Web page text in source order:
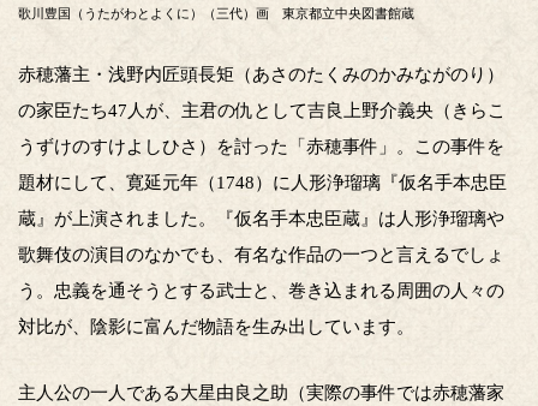
歌川豊国（うたがわとよくに）（三代）画 東京都立中央図書館蔵
赤穂藩主・浅野内匠頭長矩（あさのたくみのかみながのり）
の家臣たち47人が、主君の仇として吉良上野介義央（きらこ
うずけのすけよしひさ）を討った「赤穂事件」。この事件を
題材にして、寛延元年（1748）に人形浄瑠璃『仮名手本忠臣
蔵』が上演されました。『仮名手本忠臣蔵』は人形浄瑠璃や
歌舞伎の演目のなかでも、有名な作品の一つと言えるでしょ
う。忠義を通そうとする武士と、巻き込まれる周囲の人々の
対比が、陰影に富んだ物語を生み出しています。
主人公の一人である大星由良之助（実際の事件では赤穂藩家